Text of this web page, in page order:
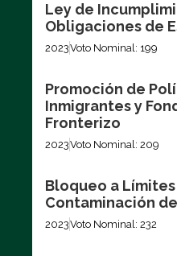
Ley de
Obligaciones de
2023Voto Nominal: 199
Promoción de
Inmigrantes y
Fronterizo
2023Voto Nominal: 209
Bloqueo a
Contaminación
2023Voto Nominal: 232